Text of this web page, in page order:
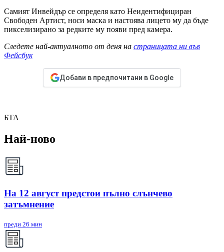
Самият Инвейдър се определя като Неидентифициран
Свободен Артист, носи маска и настоява лицето му да бъде
пикселизирано за редките му появи пред камера.
Следете най-актуалното от деня на страницата ни във
Фейсбук
Добави в предпочитани в Google
БТА
Най-ново
На 12 август предстои пълно слънчево
затъмнение
преди 26 мин